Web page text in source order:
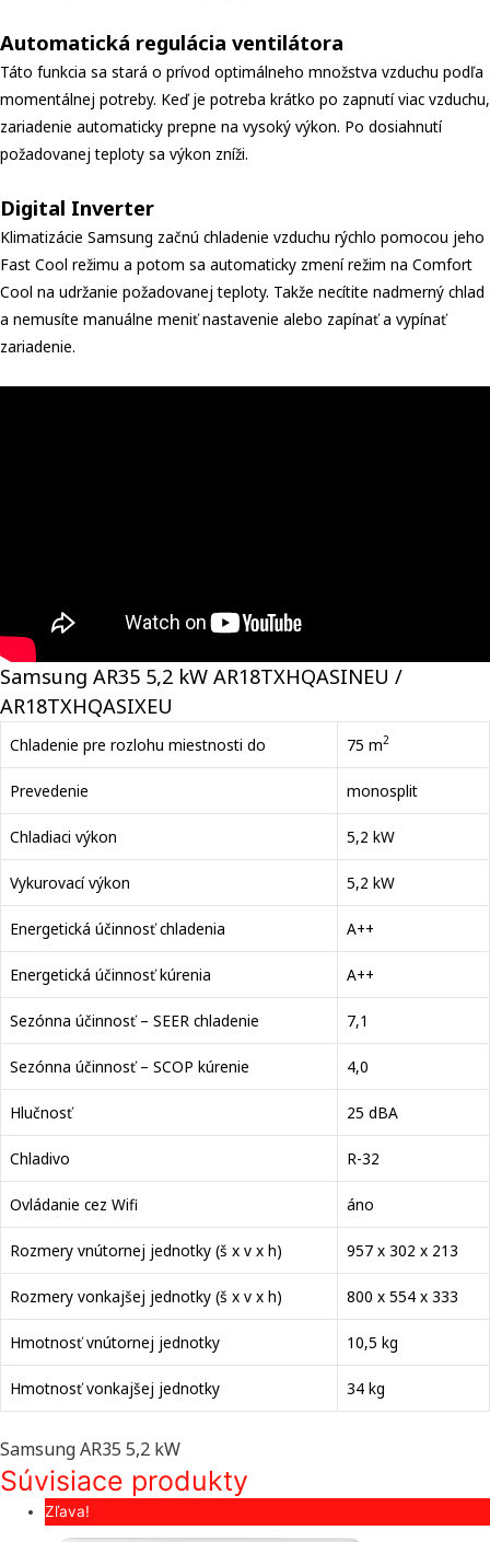
Automatická regulácia ventilátora
Táto funkcia sa stará o prívod optimálneho množstva vzduchu podľa
momentálnej potreby. Keď je potreba krátko po zapnutí viac vzduchu,
zariadenie automaticky prepne na vysoký výkon. Po dosiahnutí
požadovanej teploty sa výkon zníži.
Digital Inverter
Klimatizácie Samsung začnú chladenie vzduchu rýchlo pomocou jeho
Fast Cool režimu a potom sa automaticky zmení režim na Comfort
Cool na udržanie požadovanej teploty. Takže necítite nadmerný chlad
a nemusíte manuálne meniť nastavenie alebo zapínať a vypínať
zariadenie.
Samsung AR35 5,2 kW AR18TXHQASINEU /
AR18TXHQASIXEU
Chladenie pre rozlohu miestnosti do 75 m2
Prevedenie monosplit
Chladiaci výkon 5,2 kW
Vykurovací výkon 5,2 kW
Energetická účinnosť chladenia A++
Energetická účinnosť kúrenia A++
Sezónna účinnosť – SEER chladenie 7,1
Sezónna účinnosť – SCOP kúrenie 4,0
Hlučnosť 25 dBA
Chladivo R-32
Ovládanie cez Wifi áno
Rozmery vnútornej jednotky (š x v x h) 957 x 302 x 213
Rozmery vonkajšej jednotky (š x v x h) 800 x 554 x 333
Hmotnosť vnútornej jednotky 10,5 kg
Hmotnosť vonkajšej jednotky 34 kg
Samsung AR35 5,2 kW
Súvisiace produkty
Zľava!